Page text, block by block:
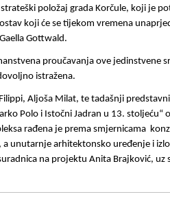
položaj grada Korčule, koji je
koji će se tijekom vremena
Gottwald.
proučavanja ove jedinstvene
istražena.
Aljoša Milat, te tadašnji
Polo i Istočni Jadran u 13. stoljeću“
rađena je prema smjernicama
unutarnje arhitektonsko uređenje i
na projektu Anita Brajković, uz